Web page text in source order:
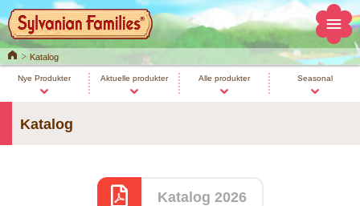
HomeKatalog
Nye Produkter Aktuelle produkter Alle produkter Seasonal
Katalog
Katalog 2026